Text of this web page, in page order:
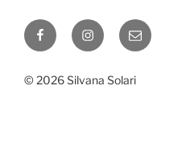
FacebookInstagramCorreo
electrónico
© 2026 Silvana Solari